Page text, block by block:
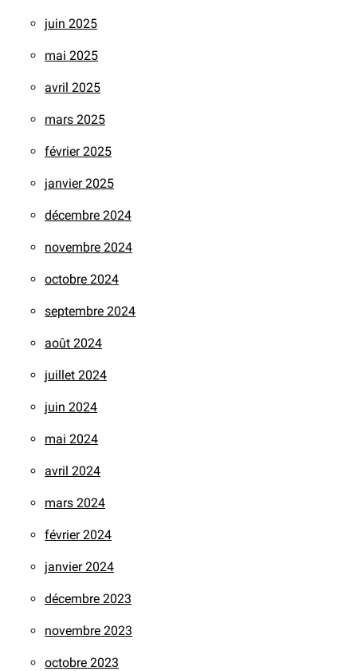
juin 2025
mai 2025
avril 2025
mars 2025
février 2025
janvier 2025
décembre 2024
novembre 2024
octobre 2024
septembre 2024
août 2024
juillet 2024
juin 2024
mai 2024
avril 2024
mars 2024
février 2024
janvier 2024
décembre 2023
novembre 2023
octobre 2023